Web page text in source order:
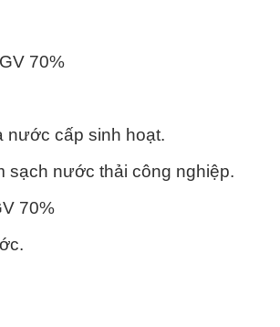
70%
nước cấp sinh hoạt.
sạch nước thải công nghiệp.
70%